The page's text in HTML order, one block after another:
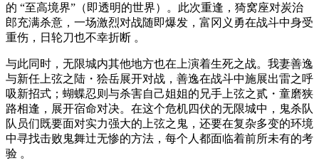
的 “至高境界”（即透明的世界）。此次重逢，猗窝座对炭治
郎充满杀意，一场激烈对战随即爆发，富冈义勇在战斗中身受
重伤，日轮刀也不幸折断 。
与此同时，无限城内其他地方也在上演着生死之战。我妻善逸
与新任上弦之陆・狯岳展开对战，善逸在战斗中施展出雷之呼
吸新招式；蝴蝶忍则与杀害自己姐姐的兄手上弦之贰・童磨狭
路相逢，展开宿命对决。在这个危机四伏的无限城中，鬼杀队
队员们既要面对实力强大的上弦之鬼，还要在复杂多变的环境
中寻找击败鬼舞辻无惨的方法，每个人都面临着前所未有的考
验 。